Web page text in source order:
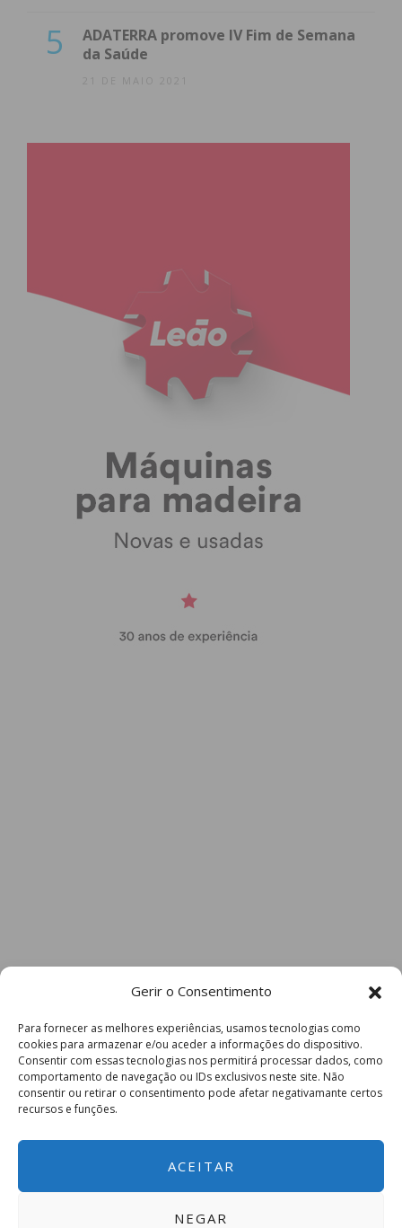
Gerir o Consentimento
Para fornecer as melhores experiências, usamos tecnologias como
cookies para armazenar e/ou aceder a informações do dispositivo.
Consentir com essas tecnologias nos permitirá processar dados, como
comportamento de navegação ou IDs exclusivos neste site. Não
consentir ou retirar o consentimento pode afetar negativamante certos
recursos e funções.
ACEITAR
NEGAR
5
ADATERRA promove IV Fim de Semana
da Saúde
21 DE MAIO 2021